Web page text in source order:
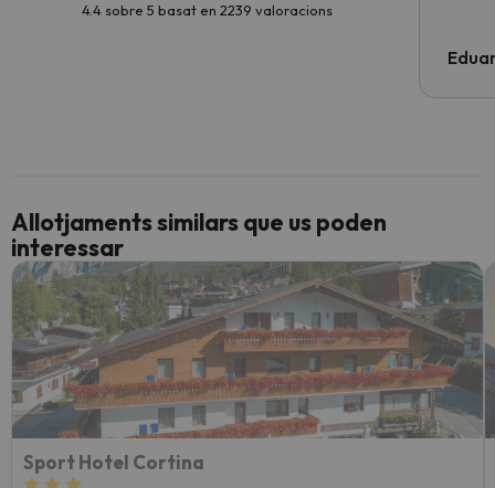
4.4 sobre 5 basat en 2239 valoracions
Allotjaments similars que us poden
interessar
Sport Hotel Cortina